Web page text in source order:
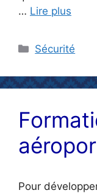
… Lire plus
Catégories
Sécurité
Pour